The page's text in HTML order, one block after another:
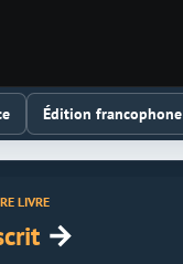
Édition francophone
LIVRE
→